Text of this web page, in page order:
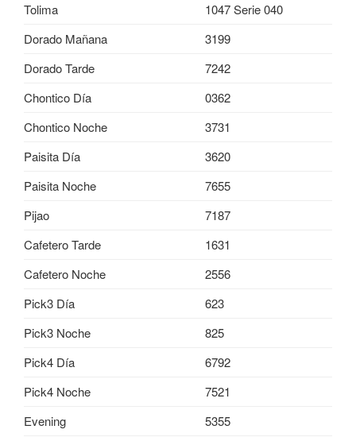
Tolima
1047 Serie 040
Dorado Mañana
3199
Dorado Tarde
7242
Chontico Día
0362
Chontico Noche
3731
Paisita Día
3620
Paisita Noche
7655
Pijao
7187
Cafetero Tarde
1631
Cafetero Noche
2556
Pick3 Día
623
Pick3 Noche
825
Pick4 Día
6792
Pick4 Noche
7521
Evening
5355